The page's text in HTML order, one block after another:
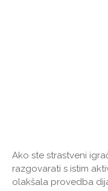
Ako ste strastveni
razgovarati s istim
olakšala provedba